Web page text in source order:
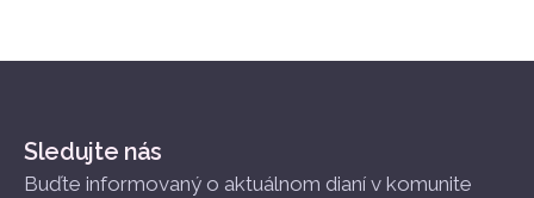
Sledujte nás
Buďte informovaný o aktuálnom dianí v komunite